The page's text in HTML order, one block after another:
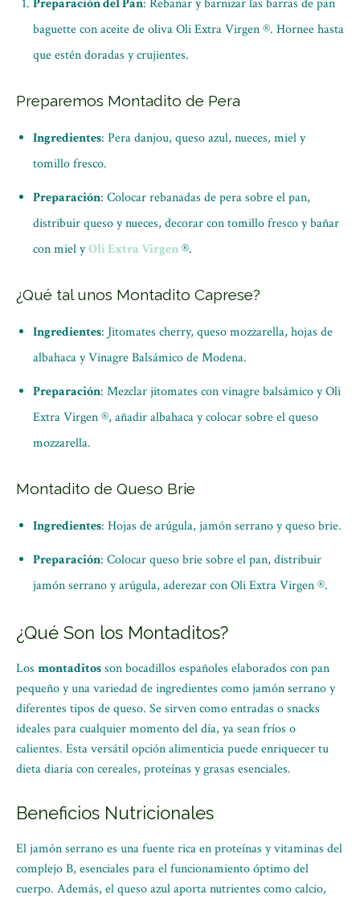
Preparación del Pan: Rebanar y barnizar las barras de pan
baguette con aceite de oliva Oli Extra Virgen ®. Hornee hasta
que estén doradas y crujientes.
Preparemos Montadito de Pera
Ingredientes: Pera danjou, queso azul, nueces, miel y
tomillo fresco.
Preparación: Colocar rebanadas de pera sobre el pan,
distribuir queso y nueces, decorar con tomillo fresco y bañar
con miel yOli Extra Virgen®.
¿Qué tal unos Montadito Caprese?
Ingredientes: Jitomates cherry, queso mozzarella, hojas de
albahaca y Vinagre Balsámico de Modena.
Preparación: Mezclar jitomates con vinagre balsámico y Oli
Extra Virgen ®, añadir albahaca y colocar sobre el queso
mozzarella.
Montadito de Queso Brie
Ingredientes: Hojas de arúgula, jamón serrano y queso brie.
Preparación: Colocar queso brie sobre el pan, distribuir
jamón serrano y arúgula, aderezar con Oli Extra Virgen ®.
¿Qué Son los Montaditos?
Los montaditosson bocadillos españoles elaborados con pan
pequeño y una variedad de ingredientes como jamón serrano y
diferentes tipos de queso. Se sirven como entradas o snacks
ideales para cualquier momento del día, ya sean fríos o
calientes. Esta versátil opción alimenticia puede enriquecer tu
dieta diaria con cereales, proteínas y grasas esenciales.
Beneficios Nutricionales
El jamón serrano es una fuente rica en proteínas y vitaminas del
complejo B, esenciales para el funcionamiento óptimo del
cuerpo. Además, el queso azul aporta nutrientes como calcio,